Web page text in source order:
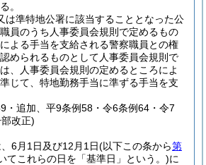
。
は準特地公署に該当することとなった公
員のうち人事委員会規則で定めるもの
よる手当を支給される警察職員との権
められるものとして人事委員会規則で
、人事委員会規則の定めるところによ
じて、特地勤務手当に準ずる手当を支
・追加、平9条例58・令6条例64・令7
改正)
6月1日及び12月1日(以下この条から第
てこれらの日を「基準日」という。)に